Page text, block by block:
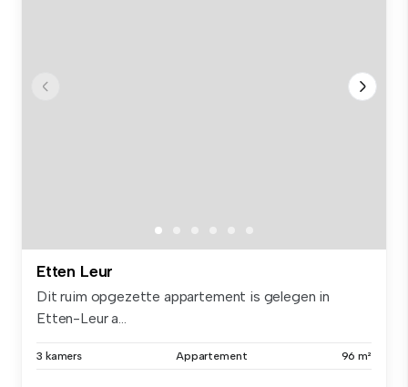
Etten Leur
Dit ruim opgezette appartement is gelegen in
Etten-Leur a...
3 kamers Appartement 96 m²